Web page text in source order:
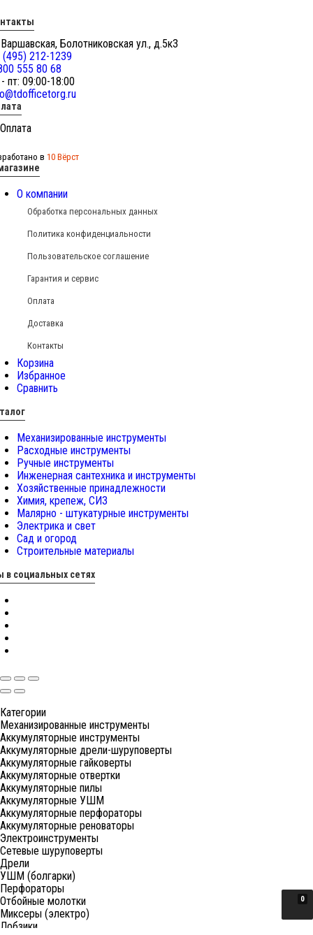
Болотниковская ул., д.5к3
(495) 212-1239
555 80 68
пт: 09:00-18:00
в 10 Вёрст
О компании
Обработка персональных данных
Политика конфиденциальности
Пользовательское соглашение
Гарантия и сервис
Оплата
Доставка
Контакты
Корзина
Избранное
Сравнить
Механизированные инструменты
Расходные инструменты
Ручные инструменты
Инженерная сантехника и инструменты
Хозяйственные принадлежности
Химия, крепеж, СИЗ
Малярно - штукатурные инструменты
Электрика и свет
Сад и огород
Строительные материалы
в социальных сетях
0
Категории
Механизированные инструменты
Аккумуляторные инструменты
Аккумуляторные дрели-шуруповерты
Аккумуляторные гайковерты
Аккумуляторные отвертки
Аккумуляторные пилы
Аккумуляторные УШМ
Аккумуляторные перфораторы
Аккумуляторные реноваторы
Электроинструменты
Сетевые шуруповерты
Дрели
УШМ (болгарки)
Перфораторы
Отбойные молотки
Миксеры (электро)
Лобзики